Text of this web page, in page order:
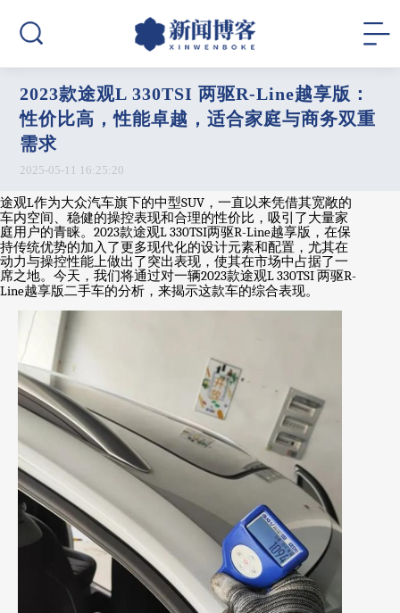
2023款途观L 330TSI 两驱R-Line越享版：
性价比高，性能卓越，适合家庭与商务双重
需求
2025-05-11 16:25:20
途观L作为大众汽车旗下的中型SUV ，一直以来凭借其宽敞的
车内空间、稳健的操控表现和合理的性价比，吸引了大量家
庭用户的青睐。 2023款途观L 330TSI两驱R-Line越享版，在保
持传统优势的加入了更多现代化的设计元素和配置，尤其在
动力与操控性能上做出了突出表现，使其在市场中占据了一
席之地。今天，我们将通过对一辆2023款途观L 330TSI两驱R-
Line越享版二手车的分析，来揭示这款车的综合表现。